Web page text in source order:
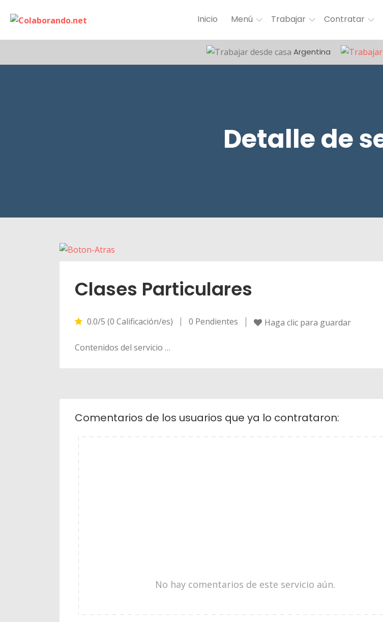
Inicio Menú Trabajar Contratar
Argentina
Detalle de
Clases Particulares
0.0/5 (0 Calificación/es) 0 Pendientes Haga clic para guardar
Contenidos del servicio …
Comentarios de los usuarios que ya lo contrataron:
No hay comentarios de este servicio aún.